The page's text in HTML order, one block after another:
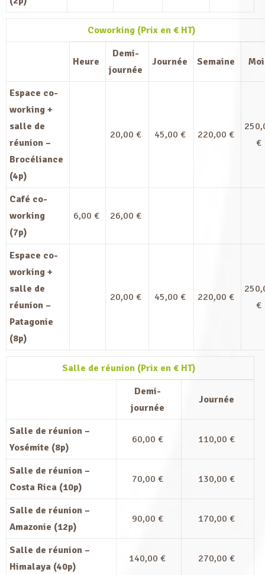
Coworking (Prix en € HT)
Heure
Demi-
journée
Journée Semaine
Espace co-
working +
salle de
réunion –
Brocéliance
(4p)
20,00 € 45,00 € 220,00 €
€
Café co-
working
(7p)
6,00 € 26,00 €
Espace co-
working +
salle de
réunion –
Patagonie
(8p)
20,00 € 45,00 € 220,00 €
€
Salle de réunion (Prix en € HT)
Demi-
journée
Journée
Salle de réunion –
Yosémite (8p)
60,00 € 110,00 €
Salle de réunion –
Costa Rica (10p)
70,00 € 130,00 €
Salle de réunion –
Amazonie (12p)
90,00 € 170,00 €
Salle de réunion –
Himalaya (40p)
140,00 € 270,00 €